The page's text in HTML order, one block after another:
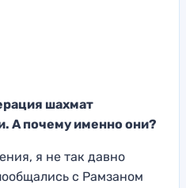
шахмат
А почему именно они?
я не так давно
с Рамзаном